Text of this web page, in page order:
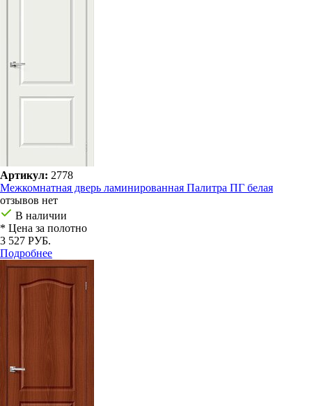
Артикул: 2778
Межкомнатная дверь ламинированная Палитра ПГ белая
отзывов нет
В наличии
* Цена за полотно
3 527 РУБ.
Подробнее